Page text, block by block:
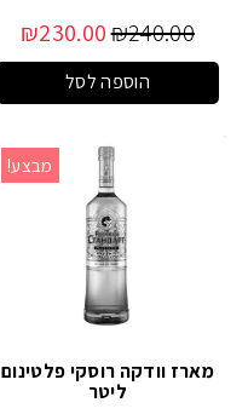
₪240.00
₪230.00
הוספה לסל
מבצע!
מארז וודקה רוסקי פלטינום
ליטר